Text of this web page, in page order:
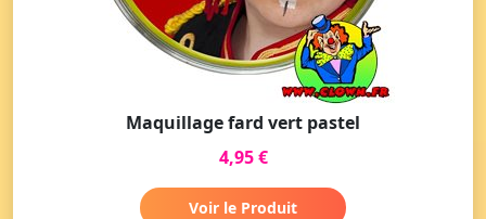
Maquillage fard vert pastel
4,95 €
Voir le Produit